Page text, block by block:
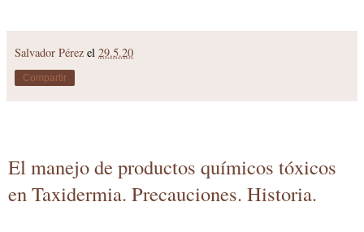
Salvador Pérez el 29.5.20
Compartir
El manejo de productos químicos tóxicos
en Taxidermia. Precauciones. Historia.